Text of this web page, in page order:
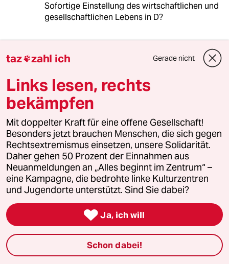
Sofortige Einstellung des wirtschaftlichen und
gesellschaftlichen Lebens in D?
TZ tomás zerolo
@VOLKER RACHO
Andererseits... liegt bei Scholz die
Entscheidung, seine verdammte Pflicht zu tun.
Und da drückt er sich vor.
AD Al Dente
01.06.2024,15:13 Uhr
@tomás zerolo:
welchem Umfang) verpfichtet ist. Der
Menschheit, der Mehrheit der
Bevölkerung im eigenen Land, den
vier Hungerstreikenden?
taz zahl ich Gerade nicht
Links lesen, rechts
bekämpfen
Mit doppelter Kraft für eine offene Gesellschaft!
Besonders jetzt brauchen Menschen, die sich gegen
Rechtsextremismus einsetzen, unsere Solidarität.
Daher gehen 50 Prozent der Einnahmen aus
Neuanmeldungen an „Alles beginnt im Zentrum“ –
eine Kampagne, die bedrohte linke Kulturzentren
und Jugendorte unterstützt. Sind Sie dabei?
 Ja, ich will
Schon dabei!